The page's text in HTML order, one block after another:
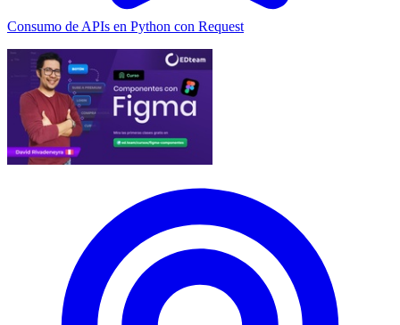
Consumo de APIs en Python con Request